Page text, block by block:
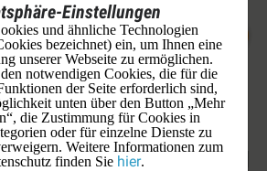
Einstellungen
und ähnliche Technologien
bezeichnet) ein, um Ihnen eine
unserer Webseite zu ermöglichen.
notwendigen Cookies, die für die
der Seite erforderlich sind,
unten über den Button „Mehr
die Zustimmung für Cookies in
oder für einzelne Dienste zu
Weitere Informationen zum
finden Sie hier.